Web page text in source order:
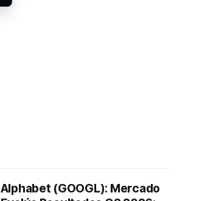
Alphabet (GOOGL): Mercado